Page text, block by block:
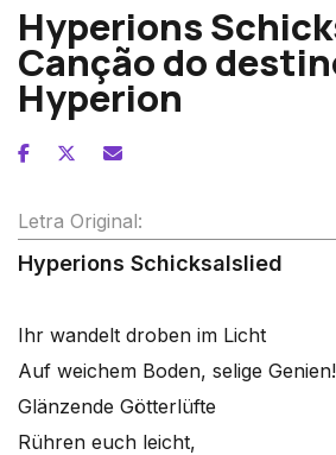
Hyperions
Canção do
Hyperion
Letra Original:
Hyperions Schicksalslied
Ihr wandelt droben im Licht
Auf weichem Boden, selige Genien!
Glänzende Götterlüfte
Rühren euch leicht,